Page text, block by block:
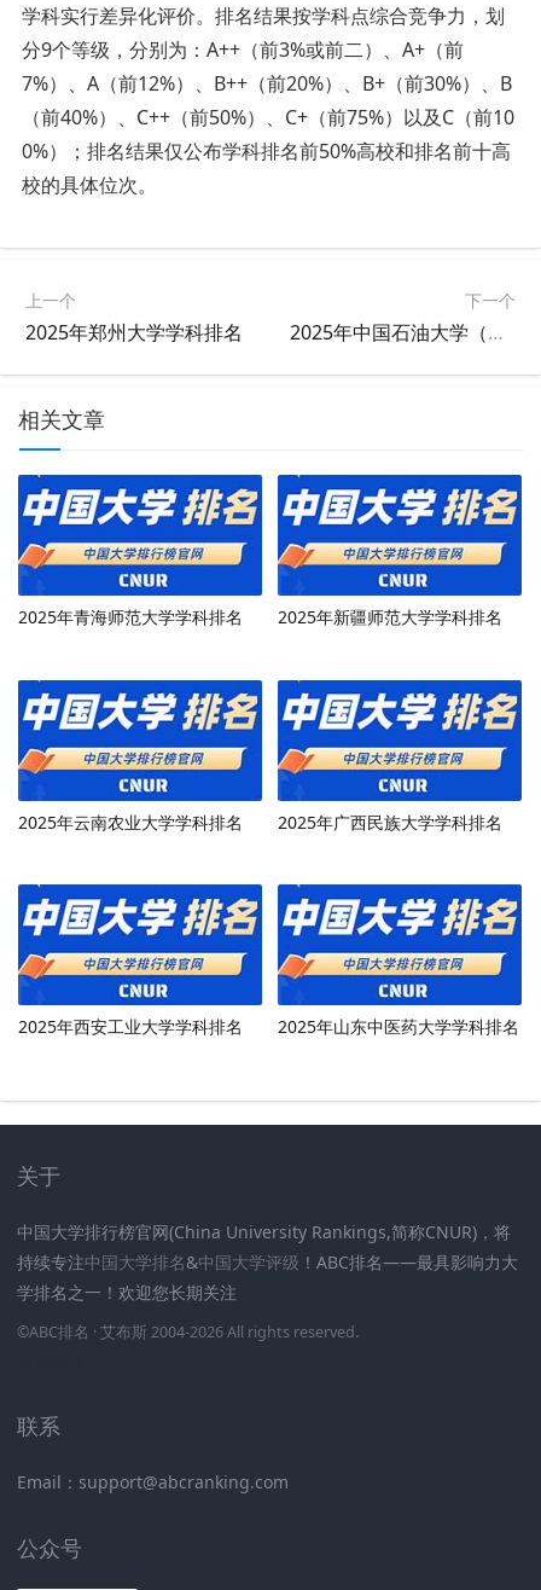
学科实行差异化评价。排名结果按学科点综合竞争力，划
分9个等级，分别为：A++（前3%或前二）、A+（前
7%）、A（前12%）、B++（前20%）、B+（前30%）、B
（前40%）、C++（前50%）、C+（前75%）以及C（前10
0%）；排名结果仅公布学科排名前50%高校和排名前十高
校的具体位次。
上一个
2025年郑州大学学科排名
下一个
2025年中国石油大学（北京）学科排名
相关文章
2025年青海师范大学学科排名 2025年新疆师范大学学科排名
2025年云南农业大学学科排名 2025年广西民族大学学科排名
2025年西安工业大学学科排名 2025年山东中医药大学学科排名
关于
中国大学排行榜官网(China University Rankings,简称CNUR)，将
持续专注中国大学排名&中国大学评级 ！ABC排名——最具影响力大
学排名之一！欢迎您长期关注
©ABC排名 · 艾布斯 2004-2026 All rights reserved.
联系
Email：support@abcranking.com
公众号